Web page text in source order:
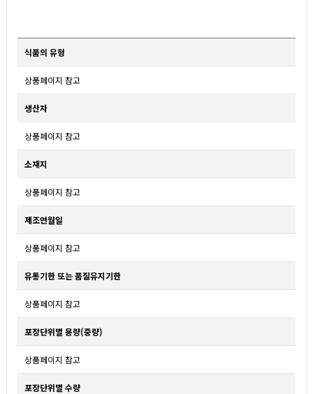
식품의 유형
상품페이지 참고
생산자
상품페이지 참고
소재지
상품페이지 참고
제조연월일
상품페이지 참고
유통기한 또는 품질유지기한
상품페이지 참고
포장단위별 용량(중량)
상품페이지 참고
포장단위별 수량